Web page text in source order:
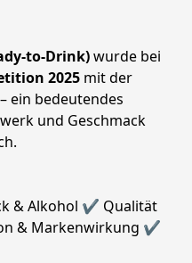
to-Drink) wurde bei
2025
ein bedeutendes
und Geschmack
& Markenwirkung ✔